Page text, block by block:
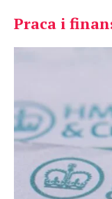
Praca i